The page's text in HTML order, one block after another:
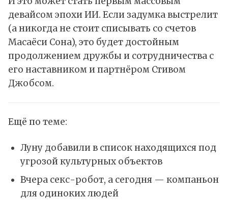
девайсом эпохи ИИ. Если задумка выстрелит
(а никогда не стоит списывать со счетов
Масаёси Сона), это будет достойным
продолжением дружбы и сотрудничества с
его наставником и партнёром Стивом
Джобсом.
Ещё по теме:
Луну добавили в список находящихся под
угрозой культурных объектов
Вчера секс-робот, а сегодня — компаньон
для одиноких людей